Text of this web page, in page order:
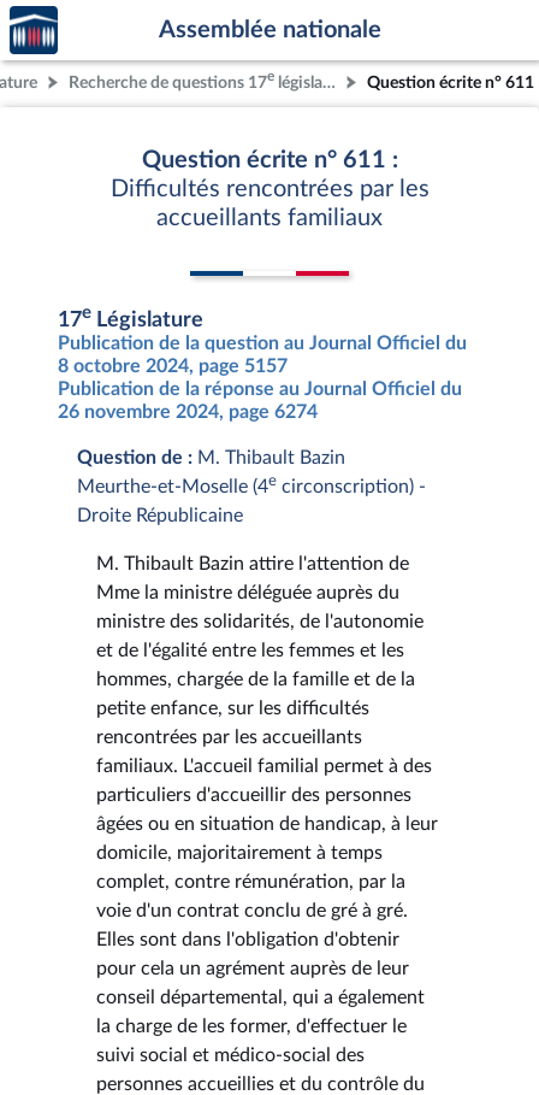
Aller au contenu
Aller en bas de la page
Accèder
à la
page
d'accueil
Assemblée nationale
Recherche de questions 17e législature Question écrite n° 611
Question écrite n° 611 :
Difficultés rencontrées par les
accueillants familiaux
17e Législature
Publication de la question au Journal Officiel du
8 octobre 2024, page 5157
Publication de la réponse au Journal Officiel du
26 novembre 2024, page 6274
Question de : M. Thibault Bazin
Meurthe-et-Moselle (4e circonscription) -
Droite Républicaine
M. Thibault Bazin attire l'attention de
Mme la ministre déléguée auprès du
ministre des solidarités, de l'autonomie
et de l'égalité entre les femmes et les
hommes, chargée de la famille et de la
petite enfance, sur les difficultés
rencontrées par les accueillants
familiaux. L'accueil familial permet à des
particuliers d'accueillir des personnes
âgées ou en situation de handicap, à leur
domicile, majoritairement à temps
complet, contre rémunération, par la
voie d'un contrat conclu de gré à gré.
Elles sont dans l'obligation d'obtenir
pour cela un agrément auprès de leur
conseil départemental, qui a également
la charge de les former, d'effectuer le
suivi social et médico-social des
personnes accueillies et du contrôle du